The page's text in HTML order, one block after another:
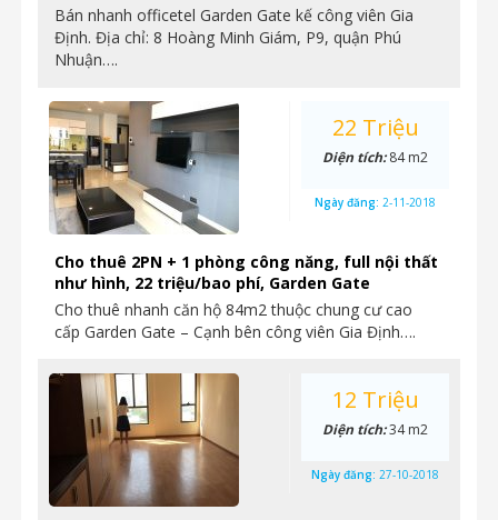
Bán nhanh officetel Garden Gate kế công viên Gia
Định. Địa chỉ: 8 Hoàng Minh Giám, P9, quận Phú
Nhuận….
Cho thuê 2PN + 1 phòng công năng, full nội thất
như hình, 22 triệu/bao phí, Garden Gate
Cho thuê nhanh căn hộ 84m2 thuộc chung cư cao
cấp Garden Gate – Cạnh bên công viên Gia Định….
22 Triệu
Diện tích:84 m2
Ngày đăng: 2-11-2018
12 Triệu
Diện tích:34 m2
Ngày đăng: 27-10-2018